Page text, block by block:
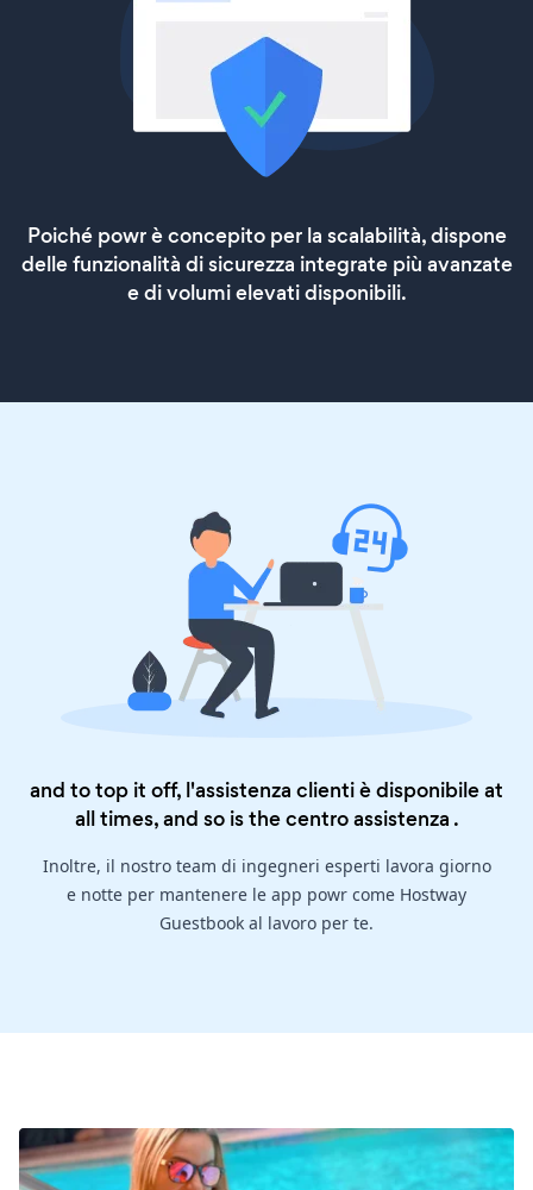
Poiché powr è concepito per la scalabilità, dispone
delle funzionalità di sicurezza integrate più avanzate
e di volumi elevati disponibili.
and to top it off, l'assistenza clienti è disponibile at
all times, and so is thecentro assistenza .
Inoltre, il nostro team di ingegneri esperti lavora giorno
e notte per mantenere le app powr come Hostway
Guestbook al lavoro per te.